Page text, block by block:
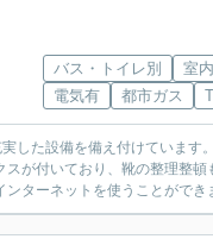
バス・トイレ別 室
電気有
都市ガス
した設備を備え付けています
が付いており、靴の整理整頓
ターネットを使うことができ